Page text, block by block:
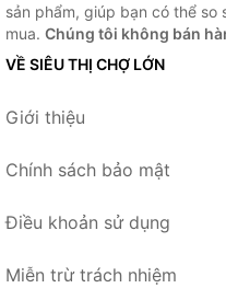
sản phẩm, giúp bạn có thể
mua. Chúng tôi không bán
VỀ SIÊU THỊ CHỢ LỚN
Giới thiệu
Chính sách bảo mật
Điều khoản sử dụng
Miễn trừ trách nhiệm